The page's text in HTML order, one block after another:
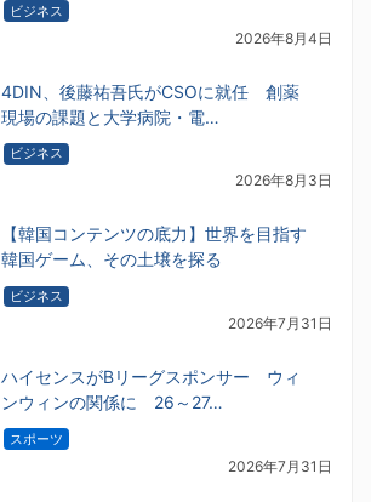
ビジネス
2026年8月4日
4DIN、後藤祐吾氏がCSOに就任 創薬
現場の課題と大学病院・電…
ビジネス
2026年8月3日
【韓国コンテンツの底力】世界を目指す
韓国ゲーム、その土壌を探る
ビジネス
2026年7月31日
ハイセンスがBリーグスポンサー ウィ
ンウィンの関係に 26～27…
スポーツ
2026年7月31日